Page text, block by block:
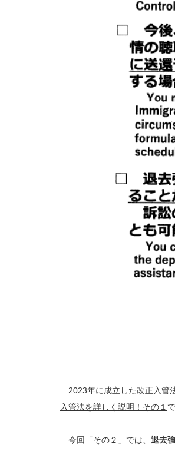
2023年に成立した改正入管
入管法を詳しく説明！その１
今回「その２」では、 退去